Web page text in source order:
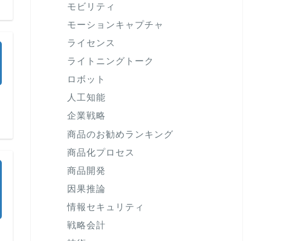
モビリティ
モーションキャプチャ
ライセンス
ライトニングトーク
ロボット
人工知能
企業戦略
商品のお勧めランキング
商品化プロセス
商品開発
因果推論
情報セキュリティ
戦略会計